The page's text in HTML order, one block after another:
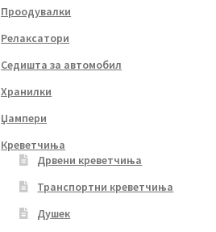
Проодувалки
Релаксатори
Седишта за автомобил
Хранилки
Џампери
Креветчиња
Дрвени креветчиња
Транспортни креветчиња
Душек